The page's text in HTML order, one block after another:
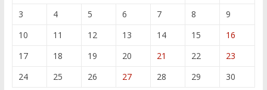
3
4 5 6 7 8
9
10
11 12 13 14 15
16
17
18 19 20 21 22
23
24
25 26 27 28 29 30